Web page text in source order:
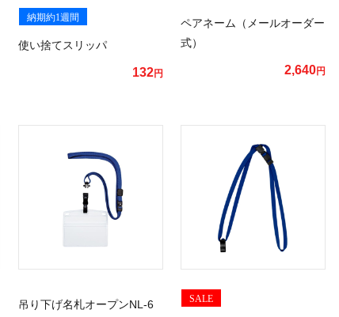
納期約1週間
使い捨てスリッパ
132円
ペアネーム（メールオーダー
式）
2,640円
吊り下げ名札オープンNL-6 SALE